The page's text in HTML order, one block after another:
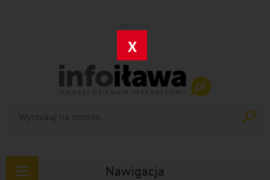
X
Nawigacja
Rozwiń